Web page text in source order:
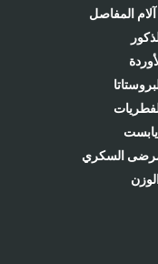
المفاصل
السكري